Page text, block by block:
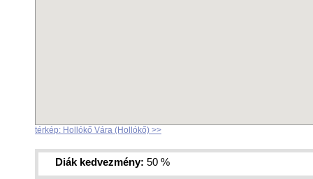
térkép: Hollókő Vára (Hollókő) >>
Diák kedvezmény: 50 %